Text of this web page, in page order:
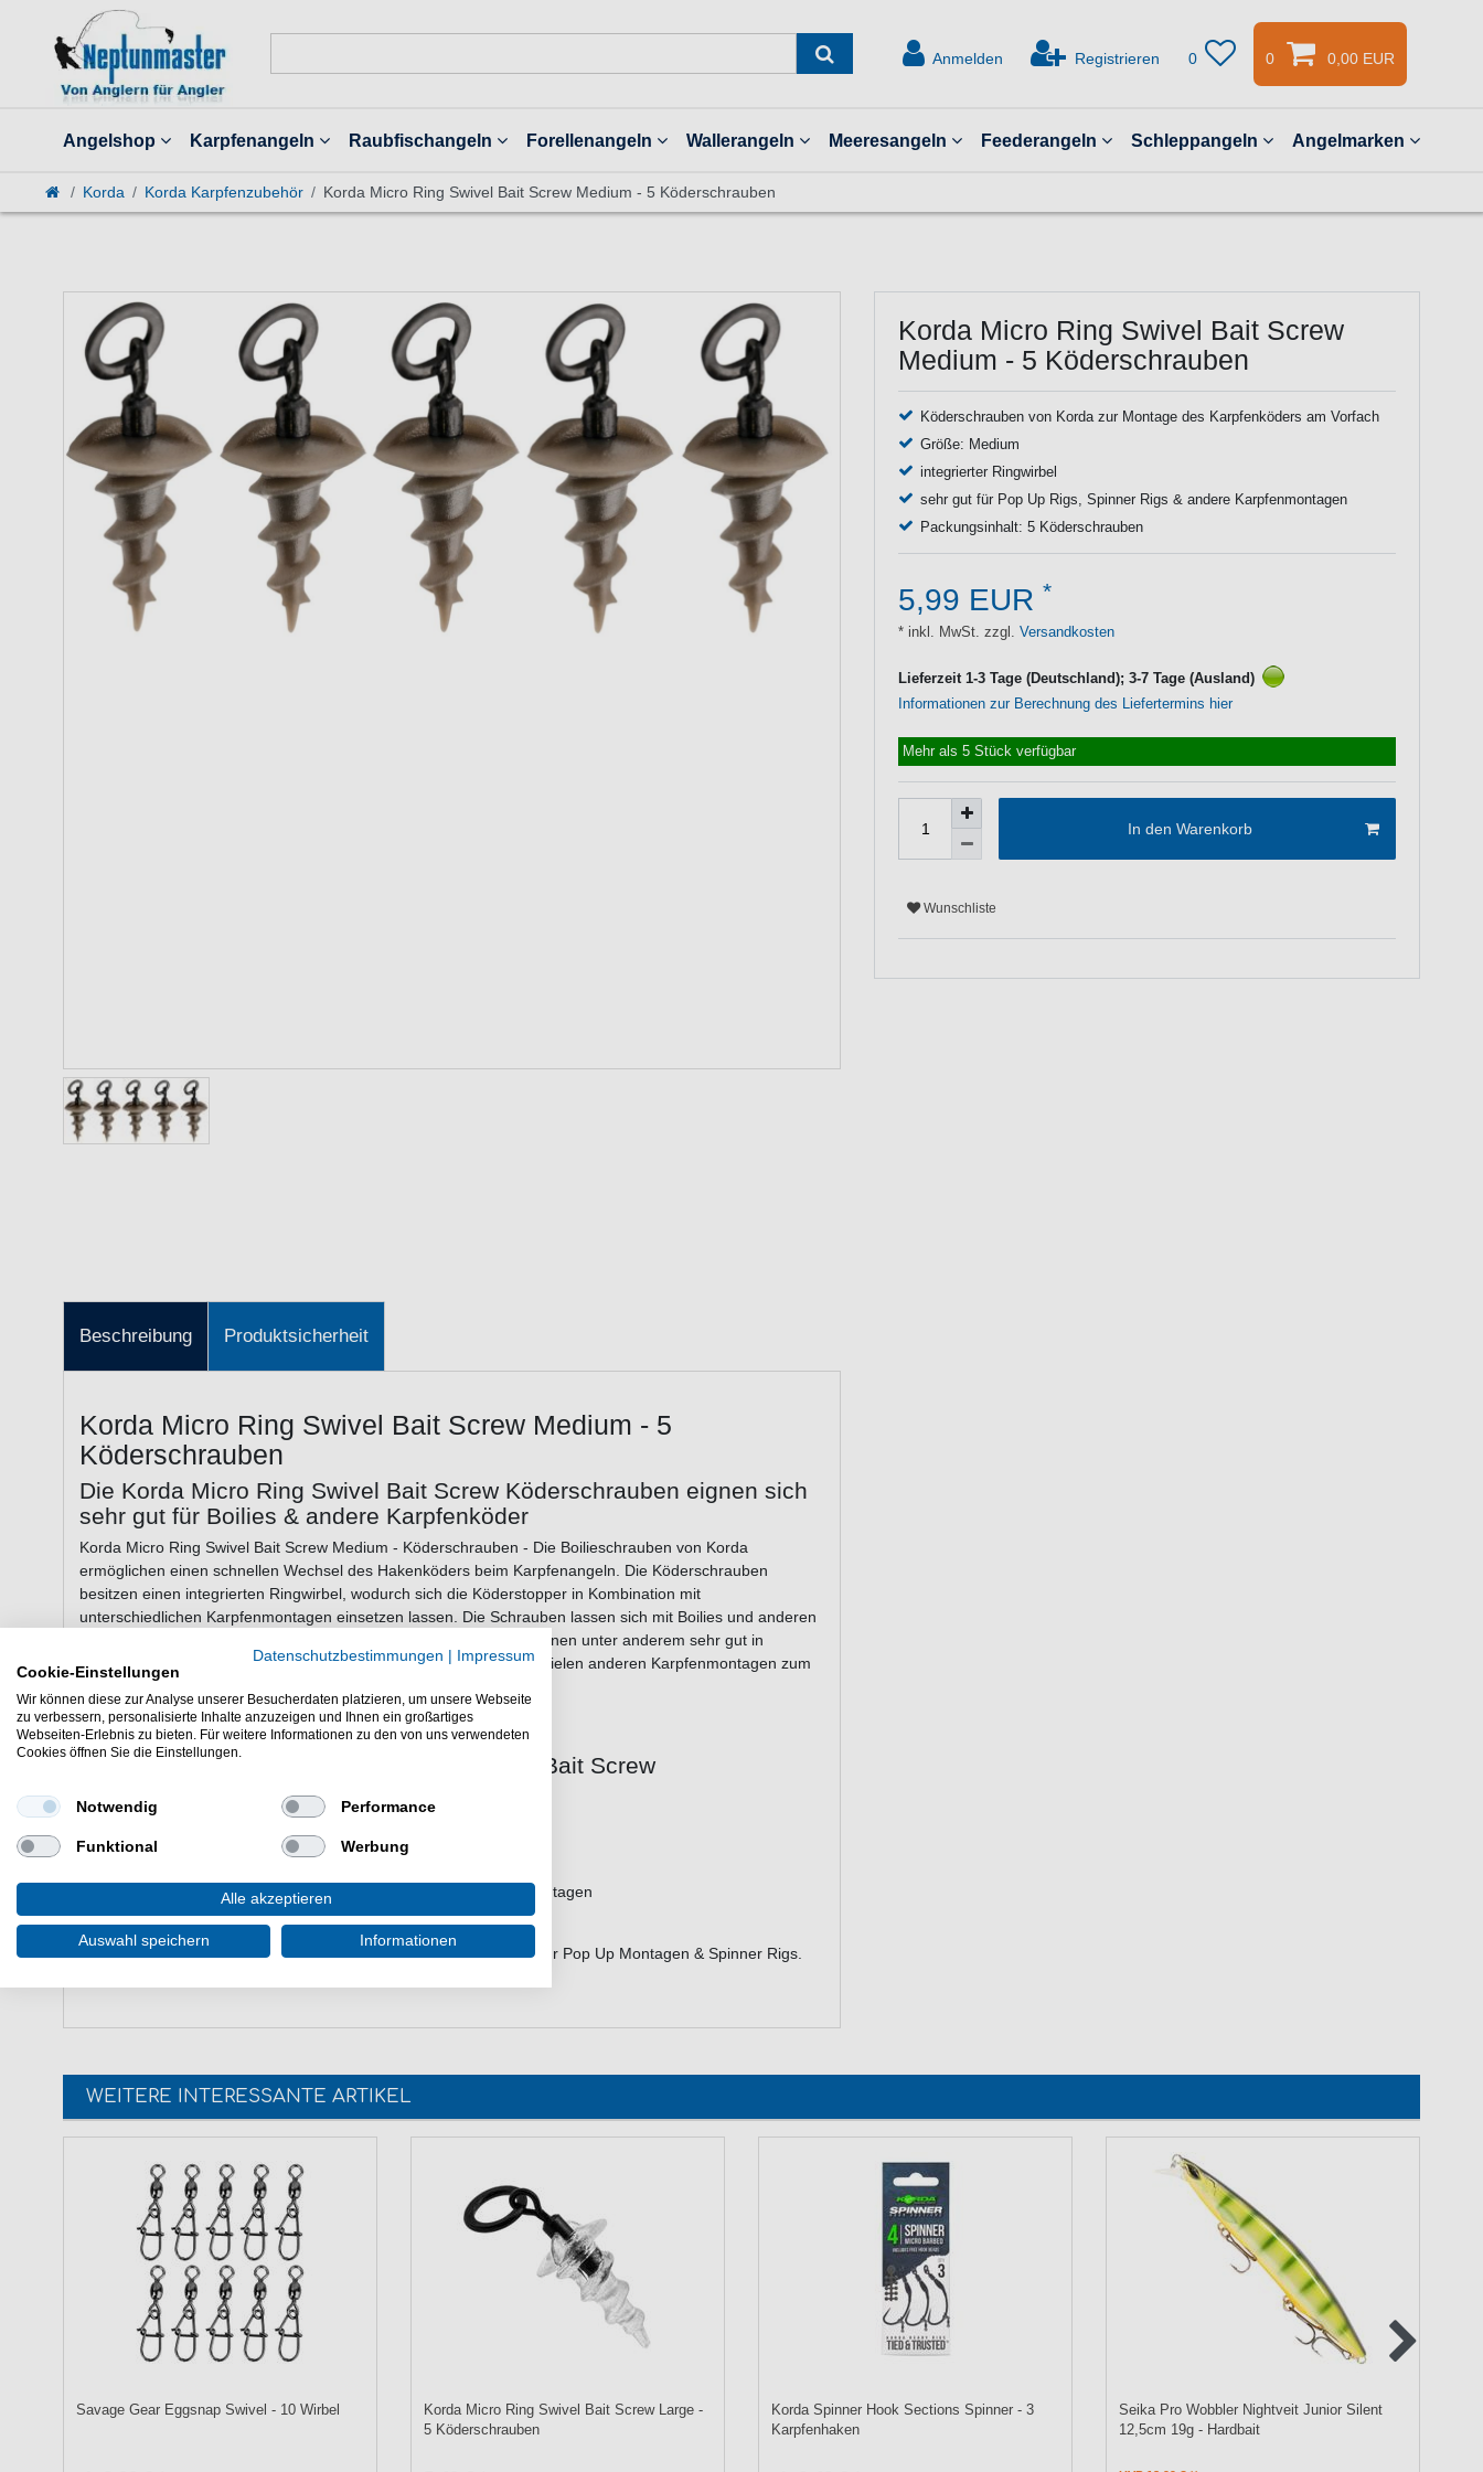
Anmelden Registrieren 0 0 0,00 EUR
Angelshop Karpfenangeln Raubfischangeln Forellenangeln Wallerangeln Meeresangeln Feederangeln Schleppangeln Angelmarken
Korda Korda Karpfenzubehör Korda Micro Ring Swivel Bait Screw Medium - 5 Köderschrauben
Korda Micro Ring Swivel Bait Screw
Medium - 5 Köderschrauben
Köderschrauben von Korda zur Montage des Karpfenköders am Vorfach
Größe: Medium
integrierter Ringwirbel
sehr gut für Pop Up Rigs, Spinner Rigs & andere Karpfenmontagen
Packungsinhalt: 5 Köderschrauben
5,99 EUR *
* inkl. MwSt. zzgl. Versandkosten
Lieferzeit 1-3 Tage (Deutschland); 3-7 Tage (Ausland)
Informationen zur Berechnung des Liefertermins hier
Mehr als 5 Stück verfügbar
In den Warenkorb
Wunschliste
Beschreibung Produktsicherheit
Korda Micro Ring Swivel Bait Screw Medium - 5
Köderschrauben
Die Korda Micro Ring Swivel Bait Screw Köderschrauben eignen sich
sehr gut für Boilies & andere Karpfenköder
Korda Micro Ring Swivel Bait Screw Medium - Köderschrauben - Die Boilieschrauben von Korda
ermöglichen einen schnellen Wechsel des Hakenköders beim Karpfenangeln. Die Köderschrauben
besitzen einen integrierten Ringwirbel, wodurch sich die Köderstopper in Kombination mit
unterschiedlichen Karpfenmontagen einsetzen lassen. Die Schrauben lassen sich mit Boilies und anderen
relativ weichen Karpfenködern verwenden. Die Boilieschrauben können unter anderem sehr gut in
Verbindung mit Pop-Up Rigs, einschließlich des Spinner Rigs, und vielen anderen Karpfenmontagen zum
Einsatz kommen.
Eigenschaften der Korda Micro Ring Swivel Bait Screw
Köderschrauben zur Montage des Karpfenköders am Vorfach
Größe: Medium
sehr gut für Pop Up Rigs, Spinner Rigs & andere Karpfenmontagen
Packungsinhalt: 5 Köderschrauben
Die Korda Micro Ring Swivel Bait Screw Köderschrauben sind gut für Pop Up Montagen & Spinner Rigs.
WEITERE INTERESSANTE ARTIKEL
Savage Gear Eggsnap Swivel - 10 Wirbel
Korda Micro Ring Swivel Bait Screw Large -
5 Köderschrauben
Korda Spinner Hook Sections Spinner - 3
Karpfenhaken
Seika Pro Wobbler Nightveit Junior Silent
12,5cm 19g - Hardbait
Datenschutzbestimmungen
Impressum
Cookie-Einstellungen
Wir können diese zur Analyse unserer Besucherdaten platzieren, um unsere Webseite
zu verbessern, personalisierte Inhalte anzuzeigen und Ihnen ein großartiges
Webseiten-Erlebnis zu bieten. Für weitere Informationen zu den von uns verwendeten
Cookies öffnen Sie die Einstellungen.
Notwendig Performance
Funktional Werbung
Alle akzeptieren
Auswahl speichern Informationen